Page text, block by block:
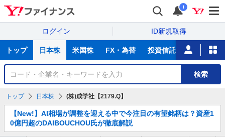
i
ログイン ID新規取得
サ
トップ 日本株 米国株 FX・為替 投資信託 ニュース
銘
検
検索
トップ 日本株 (株)成学社【2179.Q】
知
ら
【New!】AI相場が調整を迎える中で今注目の有望銘柄は？資産1
0億円超のDAIBOUCHOU氏が徹底解説